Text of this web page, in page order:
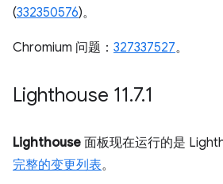
(332350576)。
Chromium 问题： 327337527。
Lighthouse 11.7.1
Lighthouse 面板现在运行的是
完整的变更列表。